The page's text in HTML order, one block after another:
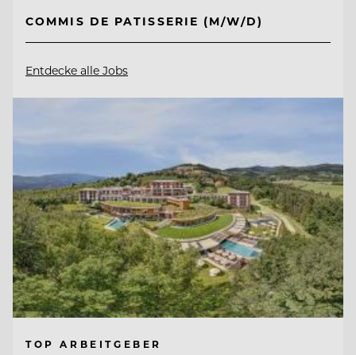
COMMIS DE PATISSERIE (M/W/D)
Entdecke alle Jobs
TOP ARBEITGEBER